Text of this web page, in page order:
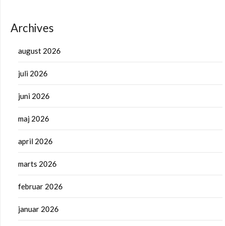
Archives
august 2026
juli 2026
juni 2026
maj 2026
april 2026
marts 2026
februar 2026
januar 2026